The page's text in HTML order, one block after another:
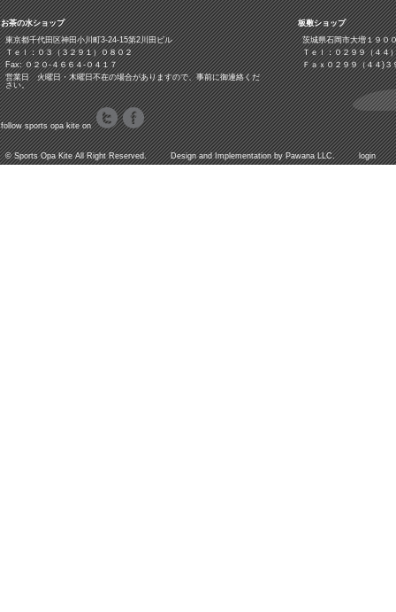
お茶の水ショップ
東京都千代田区神田小川町3‐24‐15第2川田ビル
Ｔｅｌ：０３（３２９１）０８０２
Fax: ０２０-４６６４-０４１７
営業日 火曜日・木曜日不在の場合がありますので、事前に御連絡くだ
さい。
follow sports opa kite on
板敷ショップ
茨城県石岡市大増１９０
Ｔｅｌ：０２９９（４４
Ｆａｘ０２９９（４４)３
©Sports Opa KiteAll Right Reserved. Design and Implementation byPawana LLC. login